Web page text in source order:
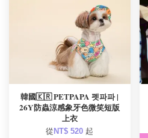
韓國🇰🇷 PETPAPA 펫파파 |
26Y防蟲涼感象牙色微笑短版
上衣
從NT$ 520 起